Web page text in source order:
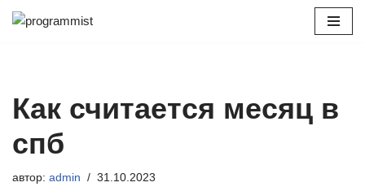
Как считается месяц в
спб
автор: admin 31.10.2023